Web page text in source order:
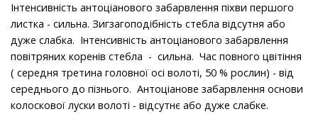
Інтенсивність антоціанового забарвлення піхви першого
листка - сильна. Зигзагоподібність стебла відсутня або
дуже слабка. Інтенсивність антоціанового забарвлення
повітряних коренів стебла - сильна. Час повного цвітіння
( середня третина головної осі волоті, 50 % рослин) - від
середнього до пізнього. Антоціанове забарвлення основи
колоскової луски волоті - відсутнє або дуже слабке.